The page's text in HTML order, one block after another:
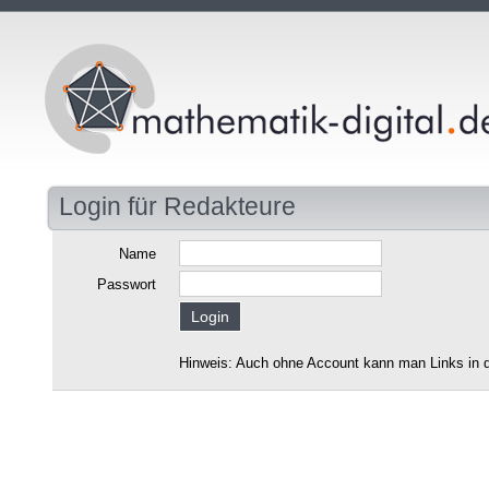
Login für Redakteure
Name
Passwort
Hinweis: Auch ohne Account kann man Links in